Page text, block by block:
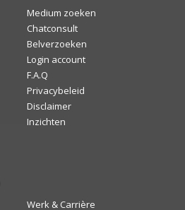
Medium zoeken
Chatconsult
Belverzoeken
Login account
F.A.Q
Privacybeleid
Disclaimer
Inzichten
Werk & Carrière